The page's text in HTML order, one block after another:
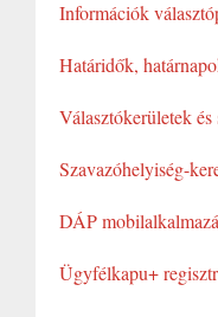
Információk
Határidők,
Választókerületek
Szavazóhelyiség-
DÁP
Ügyfélkapu+